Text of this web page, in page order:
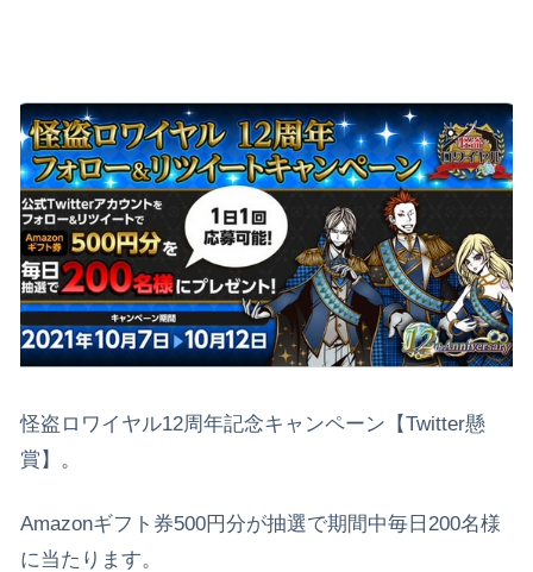
怪盗ロワイヤル12周年記念キャンペーン【Twitter懸
賞】。
Amazonギフト券500円分が抽選で期間中毎日200名様
に当たります。